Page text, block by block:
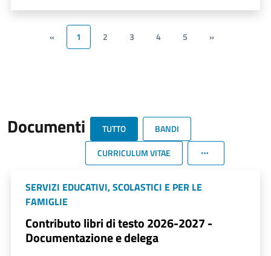
« 1 2 3 4 5 »
Documenti TUTTO
BANDI
CURRICULUM VITAE
SERVIZI EDUCATIVI, SCOLASTICI E PER LE
FAMIGLIE
Contributo libri di testo 2026-2027 -
Documentazione e delega